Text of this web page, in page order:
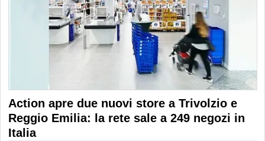
Action apre due nuovi store a Trivolzio e
Reggio Emilia: la rete sale a 249 negozi in
Italia